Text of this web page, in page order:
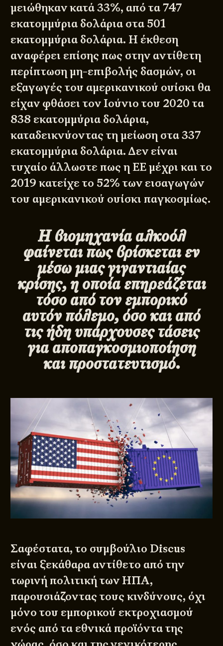
μειώθηκαν κατά 33%, από τα 747
εκατομμύρια δολάρια στα 501
εκατομμύρια δολάρια. Η έκθεση
αναφέρει επίσης πως στην αντίθετη
περίπτωση μη-επιβολής δασμών, οι
εξαγωγές του αμερικανικού ουίσκι θα
είχαν φθάσει τον Ιούνιο του 2020 τα
838 εκατομμύρια δολάρια,
καταδεικνύοντας τη μείωση στα 337
εκατομμύρια δολάρια. Δεν είναι
τυχαίο άλλωστε πως η ΕΕ μέχρι και το
2019 κατείχε το 52% των εισαγωγών
του αμερικανικού ουίσκι παγκοσμίως.
Η βιομηχανία αλκοόλ
φαίνεται πως βρίσκεται εν
μέσω μιας γιγαντιαίας
κρίσης, η οποία επηρεάζεται
τόσο από τον εμπορικό
αυτόν πόλεμο, όσο και από
τις ήδη υπάρχουσες τάσεις
για αποπαγκοσμιοποίηση
και προστατευτισμό.
Σαφέστατα, το συμβούλιο Discus
είναι ξεκάθαρα αντίθετο από την
τωρινή πολιτική των ΗΠΑ,
παρουσιάζοντας τους κινδύνους, όχι
μόνο του εμπορικού εκτροχιασμού
ενός από τα εθνικά προϊόντα της